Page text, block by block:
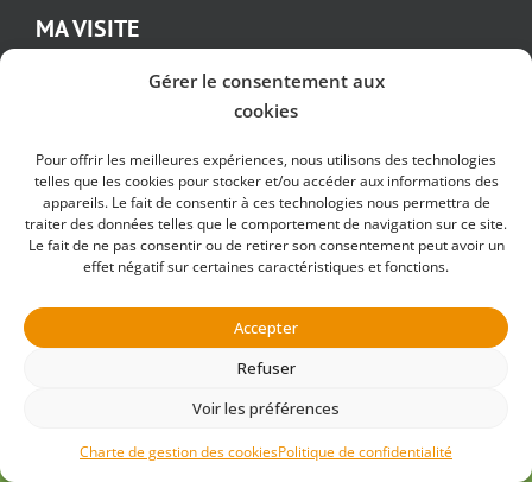
Gérer le consentement aux
cookies
Pour offrir les meilleures expériences, nous utilisons des technologies
telles que les cookies pour stocker et/ou accéder aux informations des
appareils. Le fait de consentir à ces technologies nous permettra de
traiter des données telles que le comportement de navigation sur ce site.
Le fait de ne pas consentir ou de retirer son consentement peut avoir un
effet négatif sur certaines caractéristiques et fonctions.
Accepter
Refuser
Voir les préférences
Charte de gestion des cookiesPolitique de confidentialité
MA VISITE
Programme
Plan du parc
Evénements
BILLETTERIE
Horaires & accès